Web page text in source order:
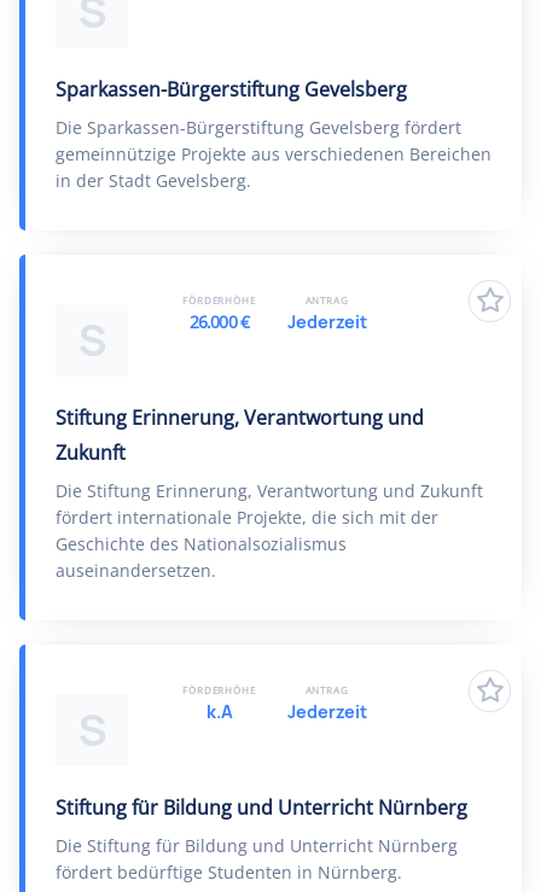
S
Sparkassen-Bürgerstiftung Gevelsberg
Die Sparkassen-Bürgerstiftung Gevelsberg fördert
gemeinnützige Projekte aus verschiedenen Bereichen
in der Stadt Gevelsberg.
S
Stiftung Erinnerung, Verantwortung und
Zukunft
Die Stiftung Erinnerung, Verantwortung und Zukunft
fördert internationale Projekte, die sich mit der
Geschichte des Nationalsozialismus
auseinandersetzen.
FÖRDERHÖHE
26.000 €
ANTRAG
Jederzeit
S
Stiftung für Bildung und Unterricht Nürnberg
Die Stiftung für Bildung und Unterricht Nürnberg
fördert bedürftige Studenten in Nürnberg.
FÖRDERHÖHE
k.A
ANTRAG
Jederzeit